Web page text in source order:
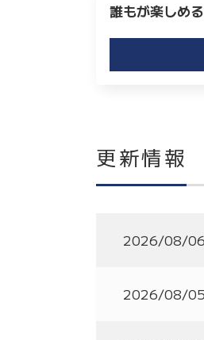
誰もが楽しめ
更新情報
2026/08/06
2026/08/05